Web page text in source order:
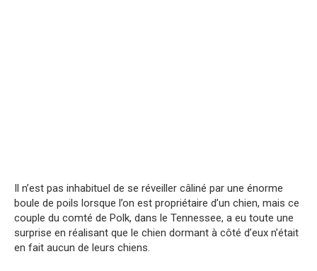
Il n’est pas inhabituel de se réveiller câliné par une énorme
boule de poils lorsque l’on est propriétaire d’un chien, mais ce
couple du comté de Polk, dans le Tennessee, a eu toute une
surprise en réalisant que le chien dormant à côté d’eux n’était
en fait aucun de leurs chiens.